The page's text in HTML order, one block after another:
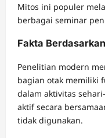
Mitos ini populer
berbagai seminar
Fakta
Penelitian modern
bagian otak memiliki
dalam aktivitas
aktif secara
tidak digunakan.